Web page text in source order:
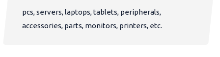
pcs, servers, laptops, tablets, peripherals,
accessories, parts, monitors, printers, etc.